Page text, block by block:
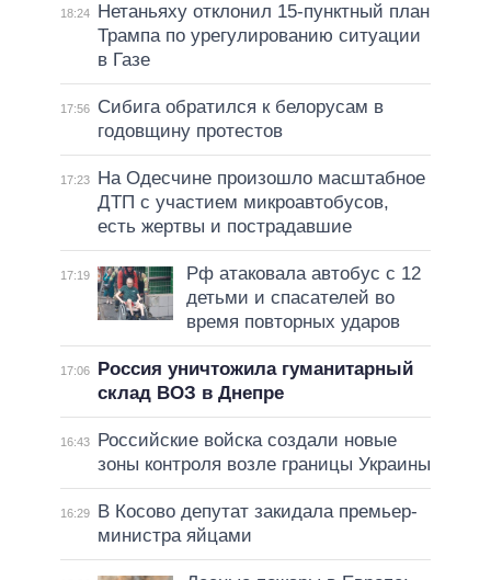
18:24
Нетаньяху отклонил 15-пунктный план
Трампа по урегулированию ситуации
в Газе
17:56
Сибига обратился к белорусам в
годовщину протестов
17:23
На Одесчине произошло масштабное
ДТП с участием микроавтобусов,
есть жертвы и пострадавшие
17:19
Рф атаковала автобус с 12
детьми и спасателей во
время повторных ударов
17:06
Россия уничтожила гуманитарный
склад ВОЗ в Днепре
16:43
Российские войска создали новые
зоны контроля возле границы Украины
16:29
В Косово депутат закидала премьер-
министра яйцами